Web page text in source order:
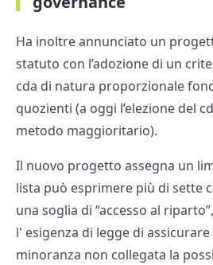
Ha inoltre annunciato un
statuto con l’adozione di un
cda di natura proporzionale
quozienti (a oggi l’elezione del
metodo maggioritario).
Il nuovo progetto assegna un
lista può esprimere più di sette
una soglia di “accesso al
l' esigenza di legge di
minoranza non collegata la